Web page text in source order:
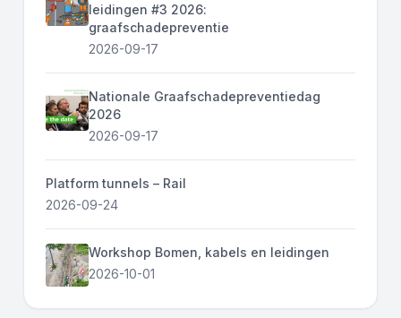
leidingen #3 2026:
graafschadepreventie
2026-09-17
Nationale Graafschadepreventiedag
2026
2026-09-17
Platform tunnels – Rail
2026-09-24
Workshop Bomen, kabels en leidingen
2026-10-01